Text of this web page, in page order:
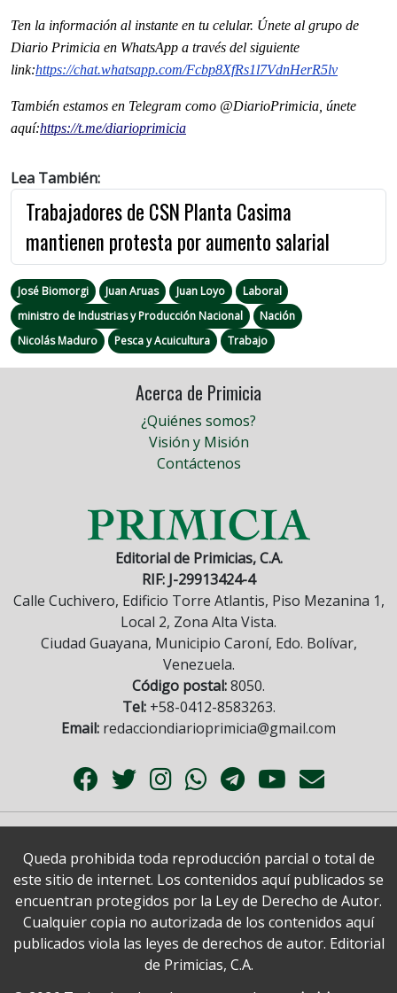
Ten la información al instante en tu celular. Únete al grupo de
Diario Primicia en WhatsApp a través del siguiente
link:https://chat.whatsapp.com/Fcbp8XfRs1l7VdnHerR5lv
También estamos en Telegram como @DiarioPrimicia, únete
aquí:https://t.me/diarioprimicia
Lea También:
Trabajadores de CSN Planta Casima
mantienen protesta por aumento salarial
José Biomorgi Juan Aruas Juan Loyo
Laboral
ministro de Industrias y Producción Nacional
Nación
Nicolás Maduro
Pesca y Acuicultura Trabajo
Acerca de Primicia
¿Quiénes somos?
Visión y Misión
Contáctenos
Editorial de Primicias, C.A.
RIF: J-29913424-4
Calle Cuchivero, Edificio Torre Atlantis, Piso Mezanina 1,
Local 2, Zona Alta Vista.
Ciudad Guayana, Municipio Caroní, Edo. Bolívar,
Venezuela.
Código postal:8050.
Tel:+58-0412-8583263.
Email: redacciondiarioprimicia@gmail.com
Queda prohibida toda reproducción parcial o total de
este sitio de internet. Los contenidos aquí publicados se
encuentran protegidos por la Ley de Derecho de Autor.
Cualquier copia no autorizada de los contenidos aquí
publicados viola las leyes de derechos de autor. Editorial
de Primicias, C.A.